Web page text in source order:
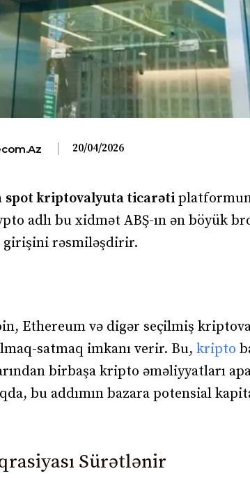
20/04/2026
spot kriptovalyuta ticarəti
adlı bu xidmət ABŞ-ın ən böyük
girişini rəsmiləşdirir.
Ethereum və digər seçilmiş
satmaq imkanı verir. Bu, kripto
birbaşa kripto əməliyyatları
bu addımın bazara potensial
Sürətlənir